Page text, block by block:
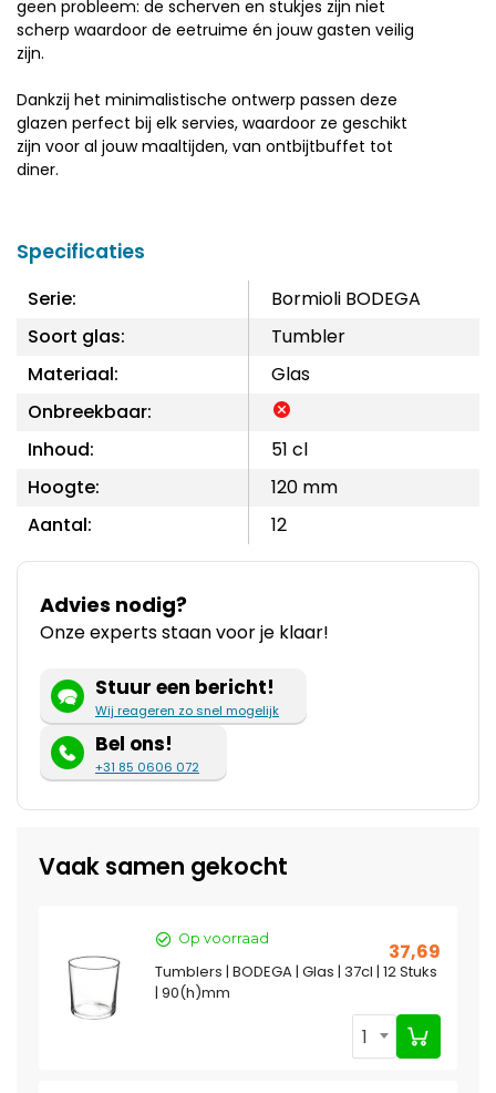
geen probleem: de scherven en stukjes zijn niet
scherp waardoor de eetruime én jouw gasten veilig
zijn.
Dankzij het minimalistische ontwerp passen deze
glazen perfect bij elk servies, waardoor ze geschikt
zijn voor al jouw maaltijden, van ontbijtbuffet tot
diner.
Specificaties
Serie:
Bormioli BODEGA
Soort glas:
Tumbler
Materiaal:
Glas
Onbreekbaar:
Inhoud:
51 cl
Hoogte:
120 mm
Aantal:
12
Advies nodig?
Onze experts staan voor je klaar!
Stuur een bericht!
Wij reageren zo snel mogelijk
Bel ons!
+31 85 0606 072
Vaak samen gekocht
Op voorraad
37,69
Tumblers | BODEGA | Glas | 37cl | 12 Stuks
| 90(h)mm
1